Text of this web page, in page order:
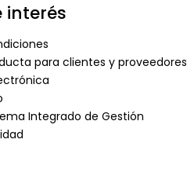
interés
para clientes y proveedores
Integrado de Gestión